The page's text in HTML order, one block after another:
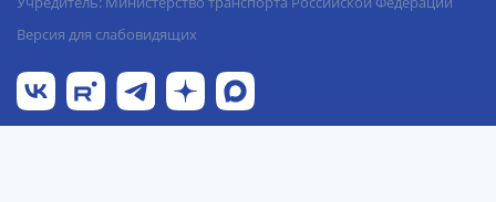
Версия для слабовидящих